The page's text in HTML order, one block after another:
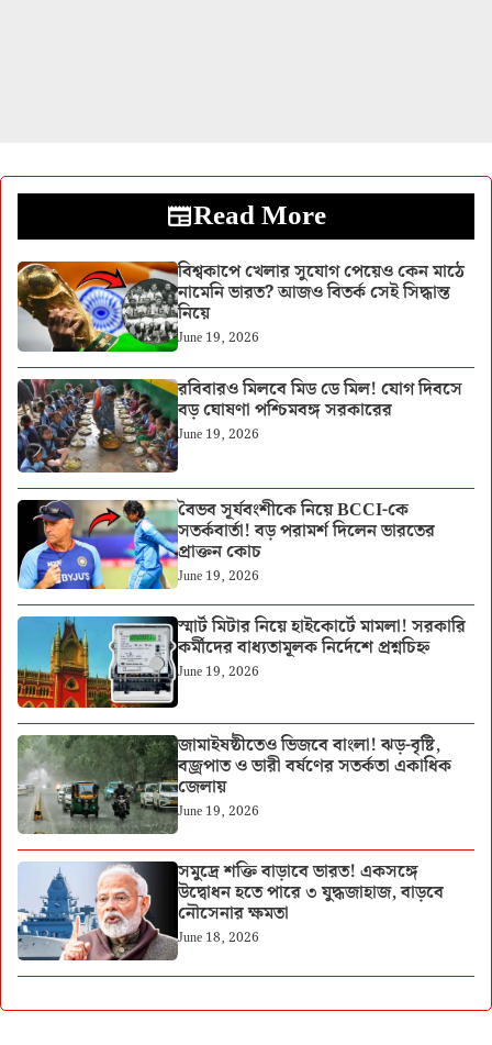
Read More
বিশ্বকাপে খেলার সুযোগ পেয়েও কেন মাঠে
নামেনি ভারত? আজও বিতর্ক সেই সিদ্ধান্ত
নিয়ে
June 19, 2026
রবিবারও মিলবে মিড ডে মিল! যোগ দিবসে
বড় ঘোষণা পশ্চিমবঙ্গ সরকারের
June 19, 2026
বৈভব সূর্যবংশীকে নিয়ে BCCI-কে
সতর্কবার্তা! বড় পরামর্শ দিলেন ভারতের
প্রাক্তন কোচ
June 19, 2026
স্মার্ট মিটার নিয়ে হাইকোর্টে মামলা! সরকারি
কর্মীদের বাধ্যতামূলক নির্দেশে প্রশ্নচিহ্ন
June 19, 2026
জামাইষষ্ঠীতেও ভিজবে বাংলা! ঝড়-বৃষ্টি,
বজ্রপাত ও ভারী বর্ষণের সতর্কতা একাধিক
জেলায়
June 19, 2026
সমুদ্রে শক্তি বাড়াবে ভারত! একসঙ্গে
উদ্বোধন হতে পারে ৩ যুদ্ধজাহাজ, বাড়বে
নৌসেনার ক্ষমতা
June 18, 2026